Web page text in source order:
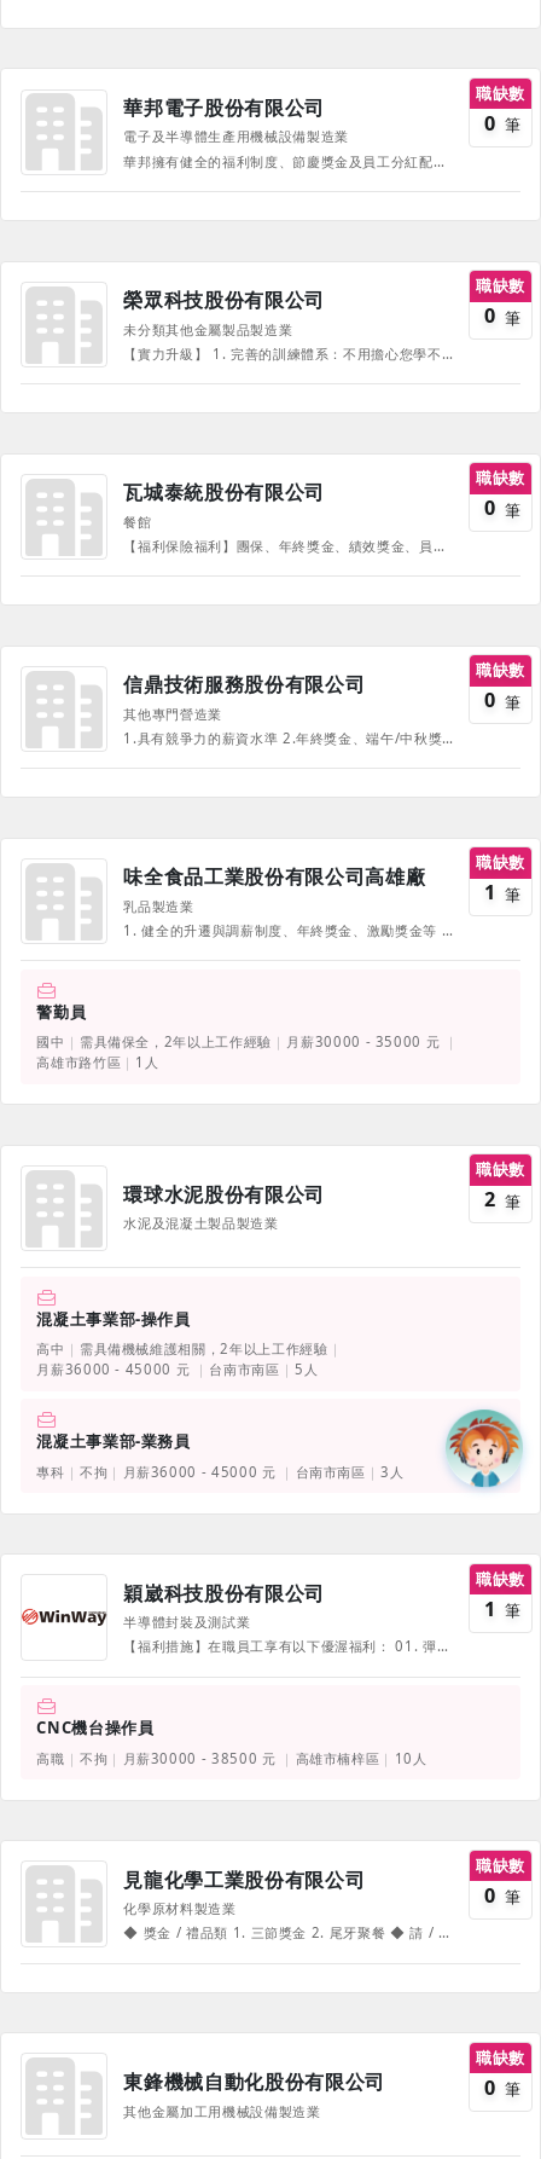
華邦電子股份有限公司
電子及半導體生產用機械設備製造業
華邦擁有健全的福利制度、節慶獎金及員工分紅配股、員工住宅輔建計劃、更有周全醫療保險（團保）、透過完善的內外部訓練、輔導員工做生涯規劃、全職培養人才。
職缺數
0 筆
榮眾科技股份有限公司
未分類其他金屬製品製造業
【實力升級】 1. 完善的訓練體系：不用擔心您學不會，只怕您不願意學，一起加油！ 2. 新人職前訓練、職場導師制度、在職員工教育訓練、專業執照培訓、多元化實體課程(專業/品質/通識/管理)、開放的升遷制度。(公司支付專業課程培訓費用者，依情況延長服務期限。) <<教育訓練、三節獎金、績效獎金、年終、育兒津貼、生日禮金、尾牙>> 《部份福利、待遇因職務、職等、職種有所不同，並隨公司營運方針有所調整，詳情請於面試時詢問，並以面試為主》 【薪滿意足】 1. 依過去3年各項獎金加總後平均年薪達19~25個月。(依職缺而定) 2. 2025年1月平均調薪為3.5%：近三年全員平均調薪3%，2025年1月平均調薪為3.5%(依工作績效表現而定) 3. 包含優渥年終獎金、激勵獎金、每月優秀員工獎勵金、輪班津貼、員工生日禮金、三節獎金、禮品、調薪制度、久任獎金。 【非常給利】 1. 餐飲福利：免費供餐(午餐、加班餐)、中/夜班另有餐費補助；不定期下午茶。 2. 設備福利：員工制服、哺乳室、特約合作托兒中心、特約商店。配發公務手機(特定職務)、健身房(路竹廠)。 3. 補助福利：育兒津貼、員工結婚補助、員工結婚禮金及眷屬奠儀、喪葬補助。 4. 活動福利：尾牙、家庭日。
職缺數
0 筆
瓦城泰統股份有限公司
餐館
【福利保險福利】團保、年終獎金、績效獎金、員工推薦獎金、兼職同仁獎助學金、證照獎勵金、年度員工體檢、幸福按摩師、員工用餐折扣、團聚活動、慶生會、團隊聯誼競賽、結婚賀儀、生育賀儀、生日禮金 【訓練】廚藝培訓：十一階段廚房人力發展培訓、廚藝暨管理能力考核制度 《部份福利、待遇因職務、職等、職種有所不同，並隨公司營運方針有所調整，詳情請於面試時詢問，並以面試為主》
職缺數
0 筆
信鼎技術服務股份有限公司
其他專門營造業
1.具有競爭力的薪資水準 2.年終獎金、端午/中秋獎金 3.團體保險 4.生育、婚喪補助金、生日禮金、子女獎助學金等各式津貼/補助 5.員工持股會、持股獎勵金 6.完善教育訓練 詳見公司官網及104 【部份福利、待遇因職務、職等、職種有所不同，並隨單位或公司營運方針有所調整，詳情請於面試時詢問，並以面試為主】
職缺數
0 筆
味全食品工業股份有限公司高雄廠
乳品製造業
1. 健全的升遷與調薪制度、年終獎金、激勵獎金等 2. 完整的教育訓練 3. 員工團體保險 4. 生育、醫療、婚喪、本人及子女教育補助等 5. 旅遊活動、慶生會、康樂/藝文活動、簽約廠商優惠 6. 三節贈品、福利點數補助(可換公司乳品飲料等數十種產品) 7. 資深員工紀念金幣(純金打造)
職缺數
1 筆
警勤員
國中 需具備保全，2年以上工作經驗
月薪30000 - 35000 元
高雄市路竹區
1人
環球水泥股份有限公司
水泥及混凝土製品製造業
職缺數
2 筆
混凝土事業部-操作員
高中
需具備機械維護相關，2年以上工作經驗
月薪36000 - 45000 元
台南市南區 5人
混凝土事業部-業務員
專科 不拘 月薪36000 - 45000 元 台南市南區 3人
穎崴科技股份有限公司
半導體封裝及測試業
【福利措施】在職員工享有以下優渥福利： 01. 彈性上下班時間(不含製造單位) 02. 正式員工三節獎金 03. 績效獎金 04. 每年績效調薪 05. 每年依盈餘提撥分紅 06. 專利提案獎金與認證獎金 07. 創新及改善提案獎金 08. 三節/五一/生日禮券及圖書禮券 09. 免費加班餐盒 10. 免費咖啡/茶/點心 11. 午餐餐費補助 12. 每月部門聚餐補助 13. 員工旅遊及補助 14. 社團活動補助 15. 外縣市同仁租屋補助 16. 定期主管/員工健康檢查補助 17. 結婚/生育/住院慰問補助 18. 員工在職進修學費補助與獎學金 19. 員工子女獎學金 20. 團險及出差旅平險 21. 總公司設置撞球室/桌球室/健身房/哺乳室/休息室 《部份福利、待遇因職務、職等、職種有所不同，並隨公司營運方針有所調整，詳情請於面試時詢問，並以面試為主》
職缺數
1 筆
CNC機台操作員
高職 不拘 月薪30000 - 38500 元 高雄市楠梓區 10人
見龍化學工業股份有限公司
化學原材料製造業
◆ 獎金 / 禮品類 1. 三節獎金 2. 尾牙聚餐 ◆ 請 / 休假制度 1. 週休二日 2. 特休 / 年假 ◆ 補助類 1. 結婚禮金 2. 生育津貼 3. 住院慰問金 4. 喪葬補助 《部份福利、待遇因職務、職等、職種有所不同，並隨公司營運方針有所調整，詳情請於面試時詢問，並以面試為主》
職缺數
0 筆
東鋒機械自動化股份有限公司
其他金屬加工用機械設備製造業
職缺數
0 筆